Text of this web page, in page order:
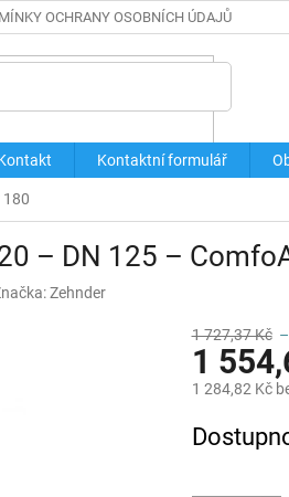
OCHRANY OSOBNÍCH ÚDAJŮ
Kontaktní formulář
180
– DN 125 –
Zehnder
1 727,37 Kč
1
1 284,82 Kč
cena: